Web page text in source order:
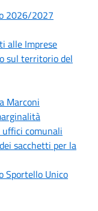
2026/2027
alle Imprese
sul territorio del
Marconi
comunali
sacchetti per la
Sportello Unico